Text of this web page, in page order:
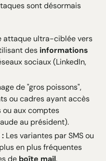
sont désormais
attaque ultra-ciblée vers
des informations
sociaux (LinkedIn,
de "gros poissons",
ou cadres ayant accès
ou aux comptes
au président).
Les variantes par SMS ou
en plus fréquentes
de boîte mail.